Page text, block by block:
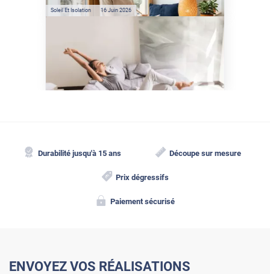
Soleil Et Isolation 16 Juin 2026
Comment protéger sa
maison de la chaleur sans
climatisation ?
Durabilité jusqu'à 15 ans Découpe sur mesure
Prix dégressifs
Paiement sécurisé
ENVOYEZ VOS RÉALISATIONS